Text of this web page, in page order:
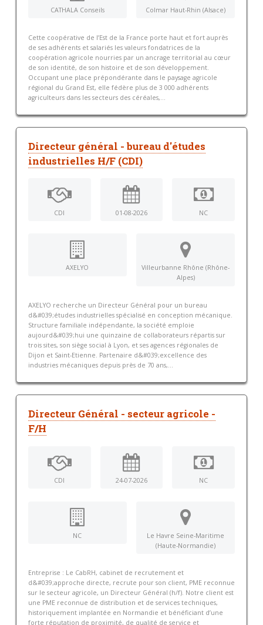
CATHALA Conseils Colmar Haut-Rhin (Alsace)
Cette coopérative de l’Est de la France porte haut et fort auprès
de ses adhérents et salariés les valeurs fondatrices de la
coopération agricole nourries par un ancrage territorial au cœur
de son identité, de son histoire et de son développement.
Occupant une place prépondérante dans le paysage agricole
régional du Grand Est, elle fédère plus de 3 000 adhérents
agriculteurs dans les secteurs des céréales,...
Directeur général - bureau d'études
industrielles H/F (CDI)
CDI 01-08-2026 NC
AXELYO
Villeurbanne Rhône (Rhône-
Alpes)
AXELYO recherche un Directeur Général pour un bureau
d&#039;études industrielles spécialisé en conception mécanique.
Structure familiale indépendante, la société emploie
aujourd&#039;hui une quinzaine de collaborateurs répartis sur
trois sites, son siège social à Lyon, et ses agences régionales de
Dijon et Saint-Etienne. Partenaire d&#039;excellence des
industries mécaniques depuis près de 70 ans,...
Directeur Général - secteur agricole -
F/H
CDI 24-07-2026 NC
NC
Le Havre Seine-Maritime
(Haute-Normandie)
Entreprise : Le CabRH, cabinet de recrutement et
d&#039;approche directe, recrute pour son client, PME reconnue
sur le secteur agricole, un Directeur Général (h/f). Notre client est
une PME reconnue de distribution et de services techniques,
historiquement implantée en Normandie et bénéficiant d’une
forte réputation de proximité, de qualité de service et